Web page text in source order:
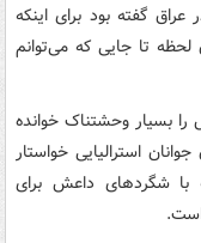
عراق گفته بود برای اینکه
تا جایی که می‌توانم
بسیار وحشتناک خوانده
استرالیایی خواستار
با شگردهای داعش برای
است.